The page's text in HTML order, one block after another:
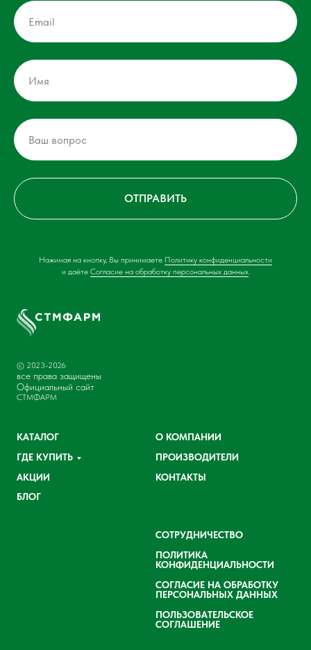
ОТПРАВИТЬ
Нажимая на кнопку, Вы принимаете Политику конфиденциальности
и даёте Согласие на обработку персональных данных.
© 2023-2026
все права защищены
Официальный сайт
СТМФАРМ
КАТАЛОГ
ГДЕ КУПИТЬ
АКЦИИ
БЛОГ
О КОМПАНИИ
ПРОИЗВОДИТЕЛИ
КОНТАКТЫ
СОТРУДНИЧЕСТВО
ПОЛИТИКА
КОНФИДЕНЦИАЛЬНОСТИ
СОГЛАСИЕ НА ОБРАБОТКУ
ПЕРСОНАЛЬНЫХ ДАННЫХ
ПОЛЬЗОВАТЕЛЬСКОЕ
СОГЛАШЕНИЕ